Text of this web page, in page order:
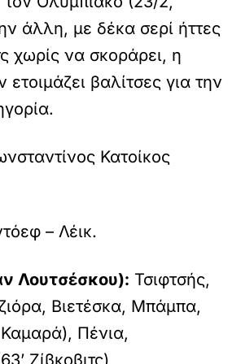
άλλη, με δέκα σερί ήττες
χωρίς να σκοράρει, η
βαλίτσες για την
Κατοίκος
– Λέικ.
Λουτσέσκου): Τσιφτσής,
Βιετέσκα, Μπάμπα,
Πένια,
Ζίβκοβιτς),